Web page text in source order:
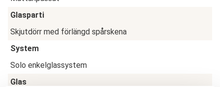
Glasparti
Skjutdörr med förlängd spårskena
System
Solo enkelglassystem
Glas